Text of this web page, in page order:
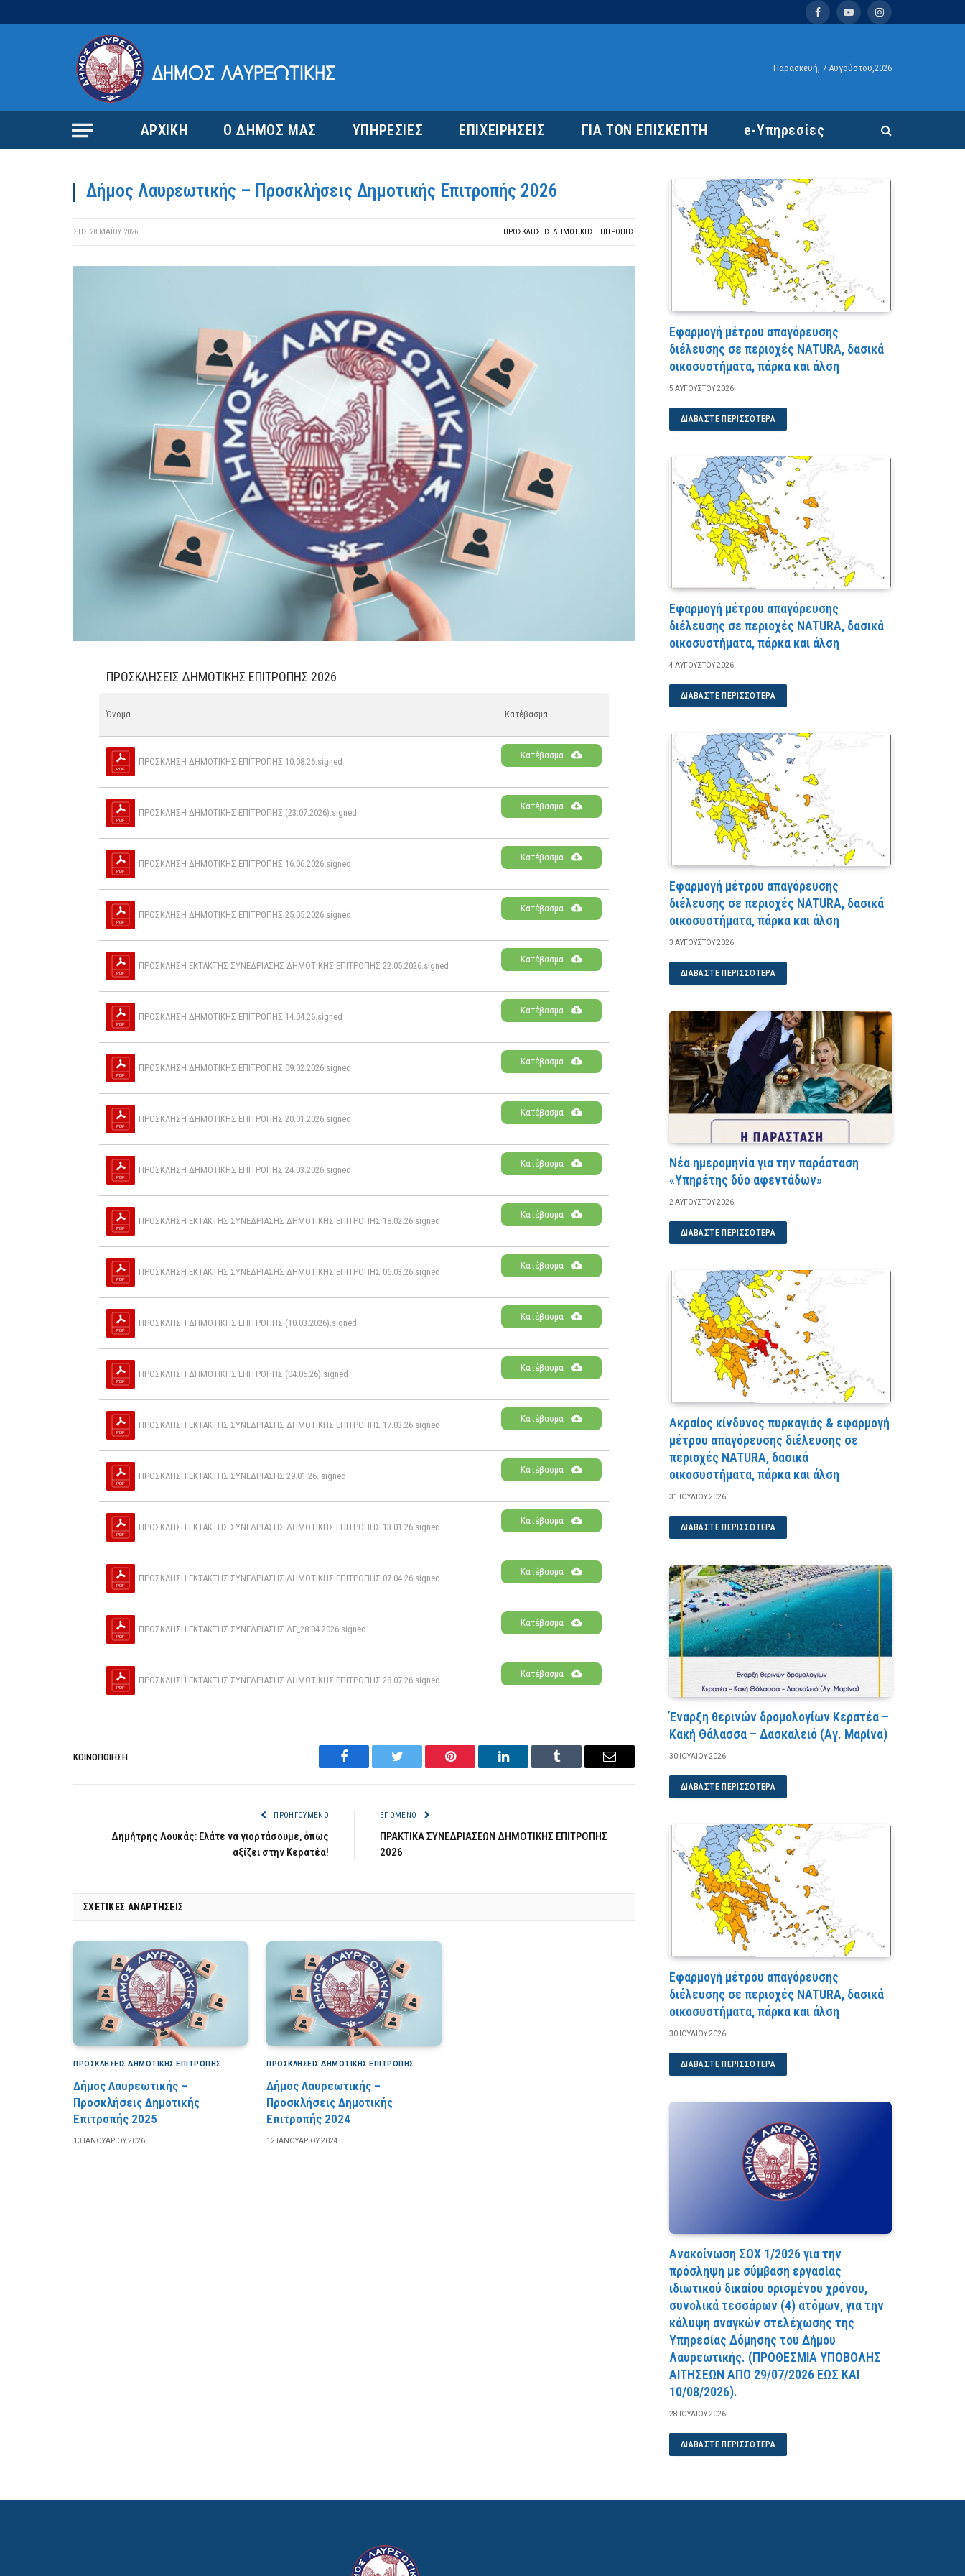
FacebookYouTubeInstagram
Παρασκευή, 7 Αυγούστου,2026
ΑΡΧΙΚΗ Ο ΔΗΜΟΣ ΜΑΣ ΥΠΗΡΕΣΙΕΣ ΕΠΙΧΕΙΡΗΣΕΙΣ ΓΙΑ ΤΟΝ ΕΠΙΣΚΕΠΤΗ e-Υπηρεσίες
Δήμος Λαυρεωτικής – Προσκλήσεις Δημοτικής Επιτροπής 2026
ΣΤΙΣ 28 ΜΑΪ́ΟΥ 2026 ΠΡΟΣΚΛΉΣΕΙΣ ΔΗΜΟΤΙΚΉΣ ΕΠΙΤΡΟΠΉΣ
ΠΡΟΣΚΛΉΣΕΙΣ ΔΗΜΟΤΙΚΉΣ ΕΠΙΤΡΟΠΉΣ 2026
Όνομα Κατέβασμα
ΠΡΟΣΚΛΗΣΗ ΔΗΜΟΤΙΚΗΣ ΕΠΙΤΡΟΠΗΣ 10.08.26.signed
Κατέβασμα
ΠΡΟΣΚΛΗΣΗ ΔΗΜΟΤΙΚΗΣ ΕΠΙΤΡΟΠΗΣ (23.07.2026).signed
Κατέβασμα
ΠΡΟΣΚΛΗΣΗ ΔΗΜΟΤΙΚΗΣ ΕΠΙΤΡΟΠΗΣ 16.06.2026.signed
Κατέβασμα
ΠΡΟΣΚΛΗΣΗ ΔΗΜΟΤΙΚΗΣ ΕΠΙΤΡΟΠΗΣ 25.05.2026.signed
Κατέβασμα
ΠΡΟΣΚΛΗΣΗ ΕΚΤΑΚΤΗΣ ΣΥΝΕΔΡΙΑΣΗΣ ΔΗΜΟΤΙΚΗΣ ΕΠΙΤΡΟΠΗΣ 22.05.2026.signed
Κατέβασμα
ΠΡΟΣΚΛΗΣΗ ΔΗΜΟΤΙΚΗΣ ΕΠΙΤΡΟΠΗΣ 14.04.26.signed
Κατέβασμα
ΠΡΟΣΚΛΗΣΗ ΔΗΜΟΤΙΚΗΣ ΕΠΙΤΡΟΠΗΣ 09.02.2026.signed
Κατέβασμα
ΠΡΟΣΚΛΗΣΗ ΔΗΜΟΤΙΚΗΣ ΕΠΙΤΡΟΠΗΣ 20.01.2026.signed
Κατέβασμα
ΠΡΟΣΚΛΗΣΗ ΔΗΜΟΤΙΚΗΣ ΕΠΙΤΡΟΠΗΣ 24.03.2026.signed
Κατέβασμα
ΠΡΟΣΚΛΗΣΗ ΕΚΤΑΚΤΗΣ ΣΥΝΕΔΡΙΑΣΗΣ ΔΗΜΟΤΙΚΗΣ ΕΠΙΤΡΟΠΗΣ 18.02.26.signed
Κατέβασμα
ΠΡΟΣΚΛΗΣΗ ΕΚΤΑΚΤΗΣ ΣΥΝΕΔΡΙΑΣΗΣ ΔΗΜΟΤΙΚΗΣ ΕΠΙΤΡΟΠΗΣ 06.03.26.signed
Κατέβασμα
ΠΡΟΣΚΛΗΣΗ ΔΗΜΟΤΙΚΗΣ ΕΠΙΤΡΟΠΗΣ (10.03.2026).signed
Κατέβασμα
ΠΡΟΣΚΛΗΣΗ ΔΗΜΟΤΙΚΗΣ ΕΠΙΤΡΟΠΗΣ (04.05.26).signed
Κατέβασμα
ΠΡΟΣΚΛΗΣΗ ΕΚΤΑΚΤΗΣ ΣΥΝΕΔΡΙΑΣΗΣ ΔΗΜΟΤΙΚΗΣ ΕΠΙΤΡΟΠΗΣ 17.03.26.signed
Κατέβασμα
ΠΡΟΣΚΛΗΣΗ ΕΚΤΑΚΤΗΣ ΣΥΝΕΔΡΙΑΣΗΣ 29.01.26. signed
Κατέβασμα
ΠΡΟΣΚΛΗΣΗ ΕΚΤΑΚΤΗΣ ΣΥΝΕΔΡΙΑΣΗΣ ΔΗΜΟΤΙΚΗΣ ΕΠΙΤΡΟΠΗΣ 13.01.26.signed
Κατέβασμα
ΠΡΟΣΚΛΗΣΗ ΕΚΤΑΚΤΗΣ ΣΥΝΕΔΡΙΑΣΗΣ ΔΗΜΟΤΙΚΗΣ ΕΠΙΤΡΟΠΗΣ 07.04.26.signed
Κατέβασμα
ΠΡΟΣΚΛΗΣΗ ΕΚΤΑΚΤΗΣ ΣΥΝΕΔΡΙΑΣΗΣ ΔΕ_28.04.2026.signed
Κατέβασμα
ΠΡΟΣΚΛΗΣΗ ΕΚΤΑΚΤΗΣ ΣΥΝΕΔΡΙΑΣΗΣ ΔΗΜΟΤΙΚΗΣ ΕΠΙΤΡΟΠΗΣ 28.07.26.signed
Κατέβασμα
ΚΟΙΝΟΠΟΊΗΣΗ
Facebook Twitter Pinterest LinkedIn Tumblr Email
ΠΡΟΗΓΟΎΜΕΝΟ
Δημήτρης Λουκάς: Ελάτε να γιορτάσουμε, όπως
αξίζει στην Κερατέα!
ΕΠΌΜΕΝΟ
ΠΡΑΚΤΙΚΑ ΣΥΝΕΔΡΙΑΣΕΩΝ ΔΗΜΟΤΙΚΗΣ ΕΠΙΤΡΟΠΗΣ
2026
ΣΧΕΤΙΚΈΣ ΑΝΑΡΤΉΣΕΙΣ
ΠΡΟΣΚΛΉΣΕΙΣ ΔΗΜΟΤΙΚΉΣ ΕΠΙΤΡΟΠΉΣ
Δήμος Λαυρεωτικής –
Προσκλήσεις Δημοτικής
Επιτροπής 2025
13 ΙΑΝΟΥΑΡΊΟΥ 2026
ΠΡΟΣΚΛΉΣΕΙΣ ΔΗΜΟΤΙΚΉΣ ΕΠΙΤΡΟΠΉΣ
Δήμος Λαυρεωτικής –
Προσκλήσεις Δημοτικής
Επιτροπής 2024
12 ΙΑΝΟΥΑΡΊΟΥ 2024
Εφαρμογή μέτρου απαγόρευσης
διέλευσης σε περιοχές NATURA, δασικά
οικοσυστήματα, πάρκα και άλση
5 ΑΥΓΟΎΣΤΟΥ 2026
ΔΙΑΒΆΣΤΕ ΠΕΡΙΣΣΌΤΕΡΑ
Εφαρμογή μέτρου απαγόρευσης
διέλευσης σε περιοχές NATURA, δασικά
οικοσυστήματα, πάρκα και άλση
4 ΑΥΓΟΎΣΤΟΥ 2026
ΔΙΑΒΆΣΤΕ ΠΕΡΙΣΣΌΤΕΡΑ
Εφαρμογή μέτρου απαγόρευσης
διέλευσης σε περιοχές NATURA, δασικά
οικοσυστήματα, πάρκα και άλση
3 ΑΥΓΟΎΣΤΟΥ 2026
ΔΙΑΒΆΣΤΕ ΠΕΡΙΣΣΌΤΕΡΑ
Νέα ημερομηνία για την παράσταση
«Υπηρέτης δύο αφεντάδων»
2 ΑΥΓΟΎΣΤΟΥ 2026
ΔΙΑΒΆΣΤΕ ΠΕΡΙΣΣΌΤΕΡΑ
Ακραίος κίνδυνος πυρκαγιάς & εφαρμογή
μέτρου απαγόρευσης διέλευσης σε
περιοχές NATURA, δασικά
οικοσυστήματα, πάρκα και άλση
31 ΙΟΥΛΊΟΥ 2026
ΔΙΑΒΆΣΤΕ ΠΕΡΙΣΣΌΤΕΡΑ
Έναρξη θερινών δρομολογίων Κερατέα –
Κακή Θάλασσα – Δασκαλειό (Αγ. Μαρίνα)
30 ΙΟΥΛΊΟΥ 2026
ΔΙΑΒΆΣΤΕ ΠΕΡΙΣΣΌΤΕΡΑ
Εφαρμογή μέτρου απαγόρευσης
διέλευσης σε περιοχές NATURA, δασικά
οικοσυστήματα, πάρκα και άλση
30 ΙΟΥΛΊΟΥ 2026
ΔΙΑΒΆΣΤΕ ΠΕΡΙΣΣΌΤΕΡΑ
Ανακοίνωση ΣΟΧ 1/2026 για την
πρόσληψη με σύμβαση εργασίας
ιδιωτικού δικαίου ορισμένου χρόνου,
συνολικά τεσσάρων (4) ατόμων, για την
κάλυψη αναγκών στελέχωσης της
Υπηρεσίας Δόμησης του Δήμου
Λαυρεωτικής. (ΠPOΘEΣMIA YΠOBOΛHΣ
AITHΣEΩN AΠO 29/07/2026 EΩΣ KAI
10/08/2026).
28 ΙΟΥΛΊΟΥ 2026
ΔΙΑΒΆΣΤΕ ΠΕΡΙΣΣΌΤΕΡΑ